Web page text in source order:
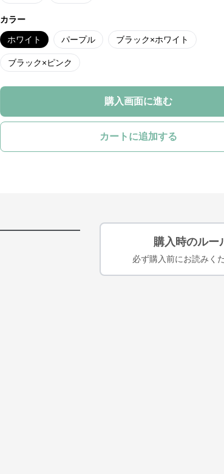
カラー
ホワイト パープル ブラック×ホワイト
ブラック×ピンク
購入画面に進む
カートに追加する
購入時のルー
必ず購入前にお読みく